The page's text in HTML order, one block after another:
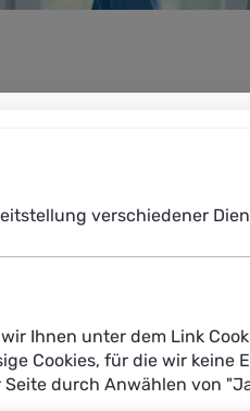
verbessern. Ob
Ärzten sowie
Bereich
haben. Wie
und Arztpraxen für ihren
auf der
verschiedener
Ihnen unter dem Link
Cookies, für die wir keine
durch Anwählen von